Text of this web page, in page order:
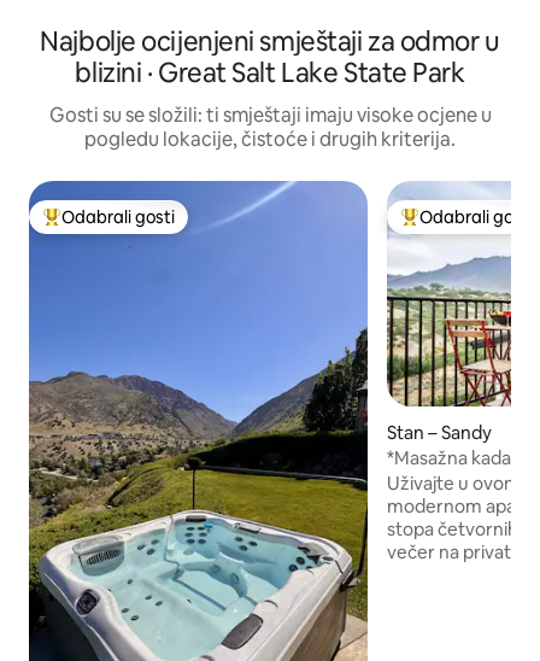
Najbolje ocijenjeni smještaji za odmor u
blizini · Great Salt Lake State Park
Gosti su se složili: ti smještaji imaju visoke ocjene u
pogledu lokacije, čistoće i drugih kriterija.
Među najviše rangiranima s oznakom „Odabrali gosti”
Odabrali gosti Među najviše
Odabrali gosti
Stan – Sandy
*Masažna
s balkonom - blizu
Uživajte u ovom
modernom
stopa četvornih!
večer na privatnoj